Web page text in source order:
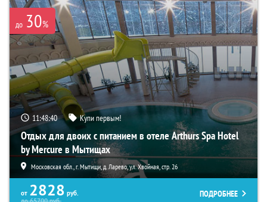
до 30%
11:48:39 Купи первым!
Отдых для двоих с питанием в отеле Arthurs Spa Hotel
by Mercure в Мытищах
Московская обл., г. Мытищи, д. Ларево, ул. Хвойная, стр. 26
от 2828 руб.
ПОДРОБНЕЕ